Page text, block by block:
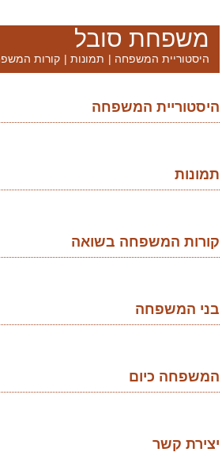
משפחת סובל
היסטוריית המשפחה | תמונות | קורות
היסטוריית המשפחה
תמונות
קורות המשפחה בשואה
בני המשפחה
המשפחה כיום
יצירת קשר